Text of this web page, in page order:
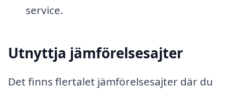
service.
Utnyttja jämförelsesajter
Det finns flertalet jämförelsesajter där du